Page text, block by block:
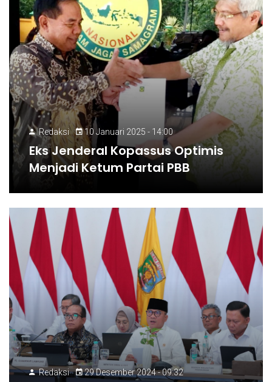
Redaksi 10 Januari 2025 - 14:00
Eks Jenderal Kopassus Optimis
Menjadi Ketum Partai PBB
Redaksi 29 Desember 2024 - 09:32